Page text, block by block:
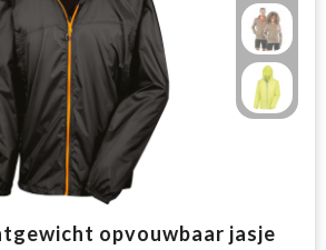
opvouwbaar jasje